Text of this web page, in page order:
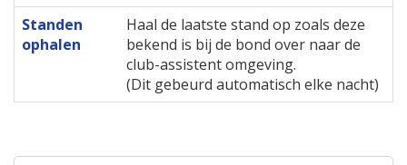
Standen
ophalen
Haal de laatste stand op zoals deze
bekend is bij de bond over naar de
club-assistent omgeving.
(Dit gebeurd automatisch elke nacht)